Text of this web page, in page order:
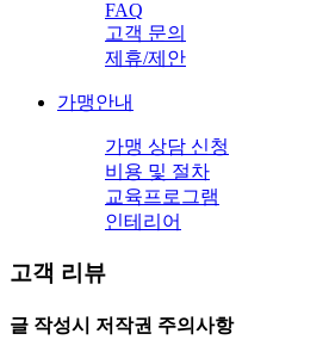
FAQ
고객 문의
제휴/제안
가맹안내
가맹 상담 신청
비용 및 절차
교육프로그램
인테리어
고객 리뷰
글 작성시 저작권 주의사항